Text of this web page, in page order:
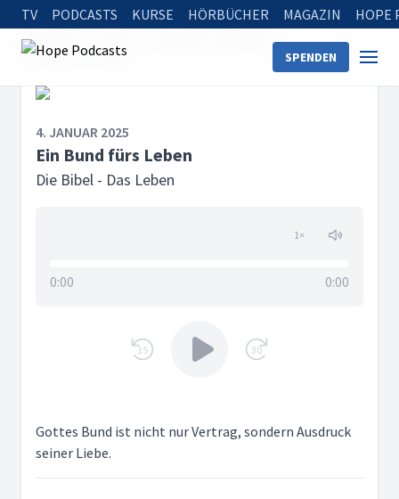
TV PODCASTS KURSE HÖRBÜCHER MAGAZIN HOPE
SPENDEN
Startseite
Ein Bund fürs Leben
4. JANUAR 2025
Ein Bund fürs Leben
Die Bibel - Das Leben
1×
0:00 0:00
15 30
Gottes Bund ist nicht nur Vertrag, sondern Ausdruck
seiner Liebe.